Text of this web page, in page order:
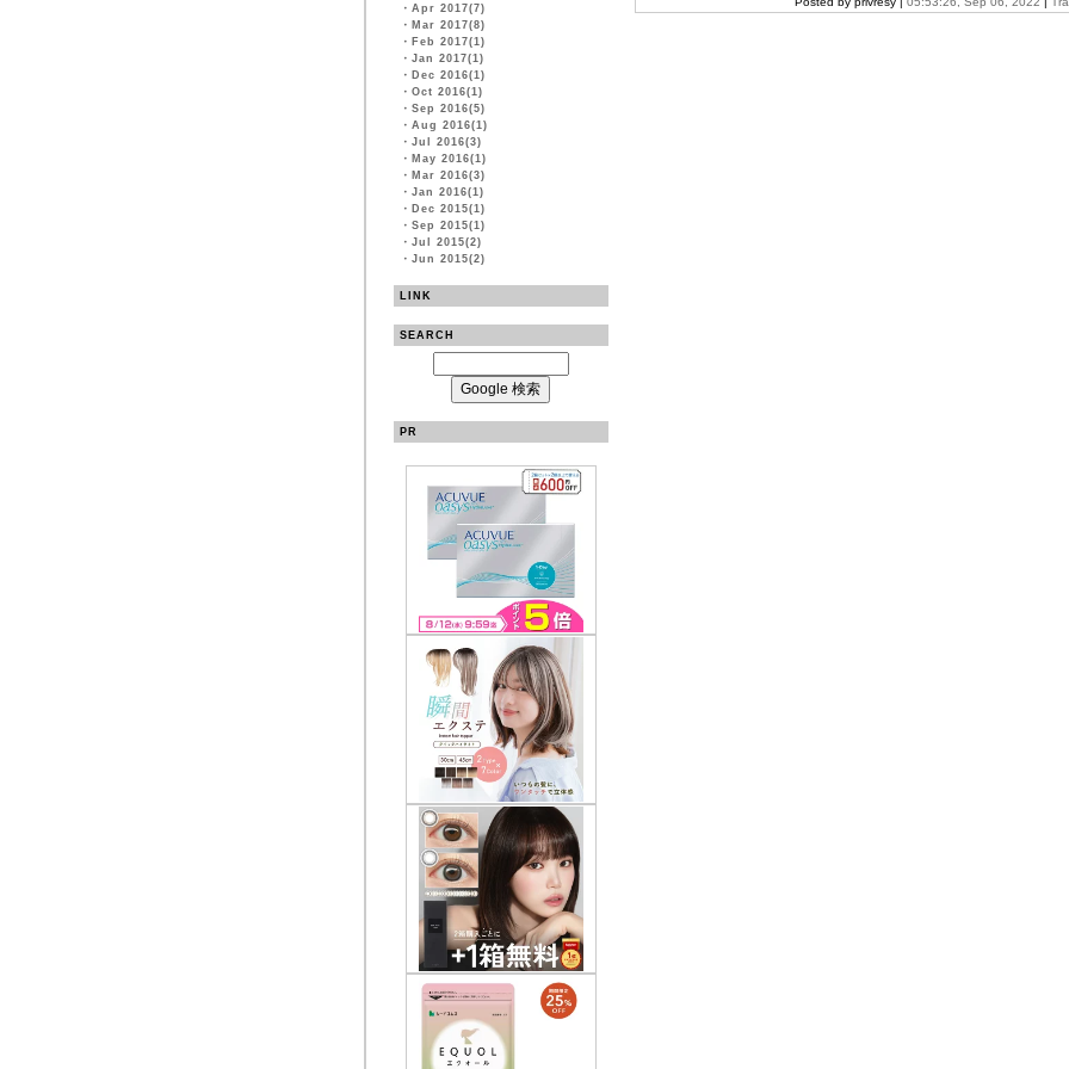
・ Apr 2017(7)
・ Mar 2017(8)
・ Feb 2017(1)
・ Jan 2017(1)
・ Dec 2016(1)
・ Oct 2016(1)
・ Sep 2016(5)
・ Aug 2016(1)
・ Jul 2016(3)
・ May 2016(1)
・ Mar 2016(3)
・ Jan 2016(1)
・ Dec 2015(1)
・ Sep 2015(1)
・ Jul 2015(2)
・ Jun 2015(2)
LINK
SEARCH
PR